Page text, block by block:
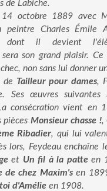
de Labiche.
octobre 1889 avec
peintre Charles Émile
dont il devient
sera son grand plaisir.
non sans lui donner
de Tailleur pour dames,
Ses œuvres suivantes
consécration vient en
pièces Monsieur chasse !,
Ribadier, qui lui
lors, Feydeau enchaîne
et Un fil à la patteen
de chez Maxim'sen
d'Amélie en 1908.